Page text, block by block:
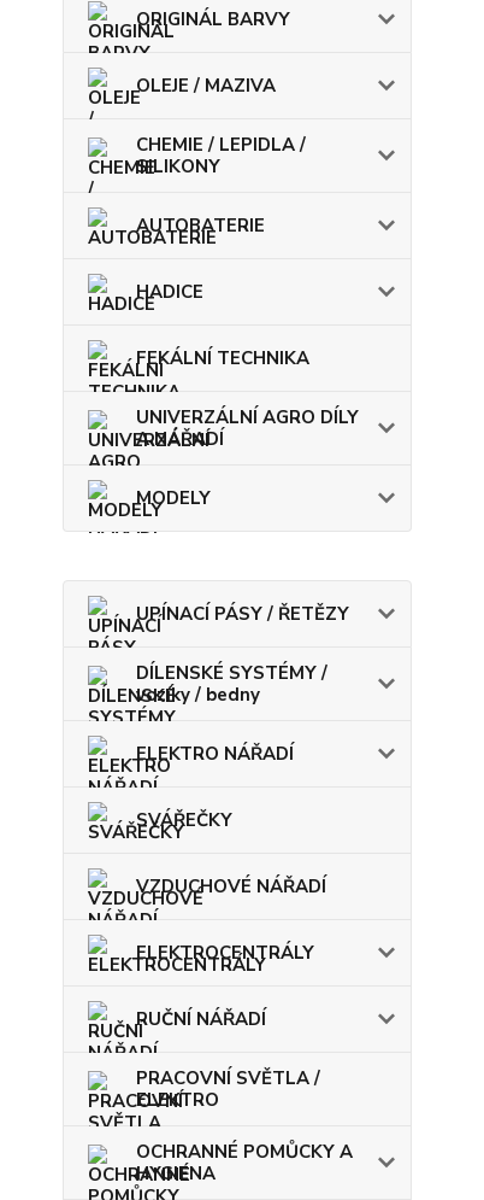
ORIGINÁL BARVY
OLEJE / MAZIVA
CHEMIE / LEPIDLA /
SILIKONY
AUTOBATERIE
HADICE
FEKÁLNÍ TECHNIKA
UNIVERZÁLNÍ AGRO DÍLY
A NÁŘADÍ
MODELY
UPÍNACÍ PÁSY / ŘETĚZY
DÍLENSKÉ SYSTÉMY /
vozíky / bedny
ELEKTRO NÁŘADÍ
SVÁŘEČKY
VZDUCHOVÉ NÁŘADÍ
ELEKTROCENTRÁLY
RUČNÍ NÁŘADÍ
PRACOVNÍ SVĚTLA /
ELEKTRO
OCHRANNÉ POMŮCKY A
HYGIENA